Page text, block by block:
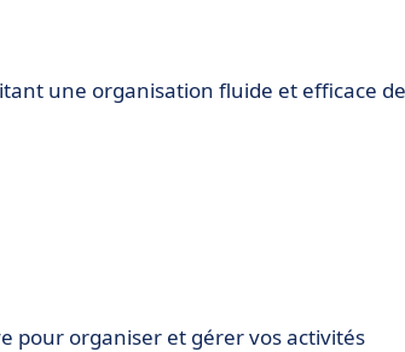
une organisation fluide et efficace
pour organiser et gérer vos activités